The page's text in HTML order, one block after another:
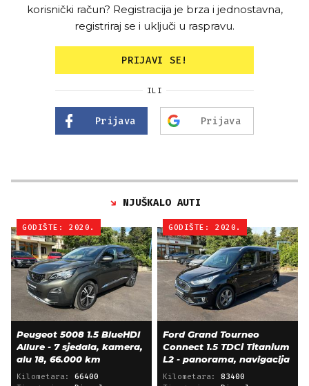
korisnički račun? Registracija je brza i jednostavna,
registriraj se i uključi u raspravu.
PRIJAVI SE!
ILI
Prijava Prijava
NJUŠKALO AUTI
GODIŠTE: 2020.
Peugeot 5008 1.5 BlueHDI
Allure - 7 sjedala, kamera,
alu 18, 66.000 km
Kilometara: 66400
GODIŠTE: 2020.
Ford Grand Tourneo
Connect 1.5 TDCi Titanium
L2 - panorama, navigacija
Kilometara: 83400